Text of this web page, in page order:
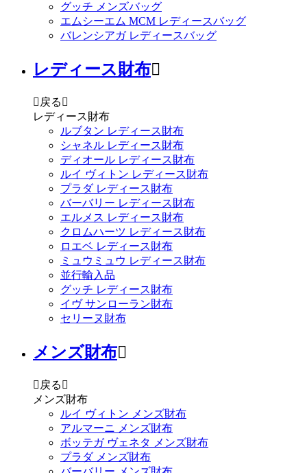
グッチ メンズバッグ
エムシーエム MCM レディースバッグ
バレンシアガ レディースバッグ
レディース財布
 戻る 
レディース財布
ルブタン レディース財布
シャネル レディース財布
ディオール レディース財布
ルイ ヴィトン レディース財布
プラダ レディース財布
バーバリー レディース財布
エルメス レディース財布
クロムハーツ レディース財布
ロエベ レディース財布
ミュウミュウ レディース財布
並行輸入品
グッチ レディース財布
イヴ サンローラン財布
セリーヌ財布
メンズ財布
 戻る 
メンズ財布
ルイ ヴィトン メンズ財布
アルマーニ メンズ財布
ボッテガ ヴェネタ メンズ財布
プラダ メンズ財布